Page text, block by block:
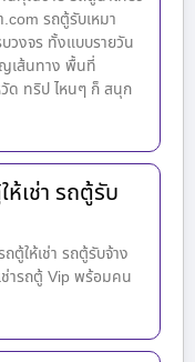
รถตู้รับเหมา
วงจร ทั้งแบบรายวัน
เส้นทาง พื้นที่
ด ทริป ไหนๆ ก็ สนุก
เช่า รถตู้รับ
ตู้ให้เช่า รถตู้รับจ้าง
ช่ารถตู้ Vip พร้อมคน